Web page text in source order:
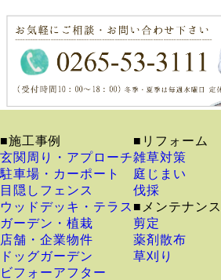
■施工事例
玄関周り・アプローチ
駐車場・カーポート
目隠しフェンス
ウッドデッキ・テラス
ガーデン・植栽
店舗・企業物件
ドッグガーデン
ビフォーアフター
■リフォーム
雑草対策
庭じまい
伐採
■メンテナンス
剪定
薬剤散布
草刈り